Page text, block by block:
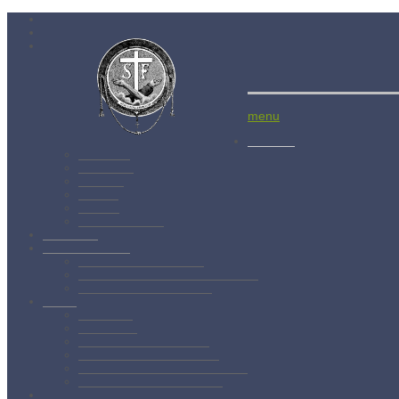
Albánsko
Bratislava
Juniorát
Brehov
Levoča
Spišský Štvrtok
Povolanie
Svätý František
Životopis sv. Františka
Chronológia života sv. Františka
Testament sv. Františka
Dejiny minoritov vo svete
Dejiny minoritov na Slovensku